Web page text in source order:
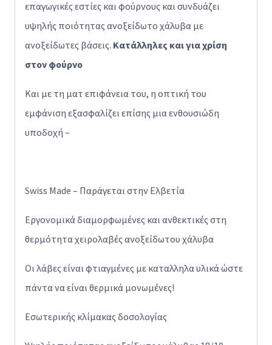
επαγωγικές εστίες και φούρνους και συνδυάζει
υψηλής ποιότητας ανοξείδωτο χάλυβα με
ανοξείδωτες βάσεις. Κατάλληλες και για χρίση
στον φούρνο
Και με τη ματ επιφάνεια του, η οπτική του
εμφάνιση εξασφαλίζει επίσης μια ενθουσιώδη
υποδοχή –
Swiss Made – Παράγεται στην Ελβετία
Εργονομικά διαμορφωμένες και ανθεκτικές στη
θερμότητα χειρολαβές ανοξείδωτου χάλυβα
Οι λάβες είναι φτιαγμένες με καταλληλα υλικά ώστε
πάντα να είναι θερμικά μονωμένες!
Εσωτερικής κλίμακας δοσολογίας